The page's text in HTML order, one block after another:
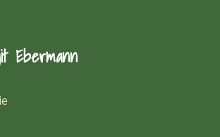
Ebermann